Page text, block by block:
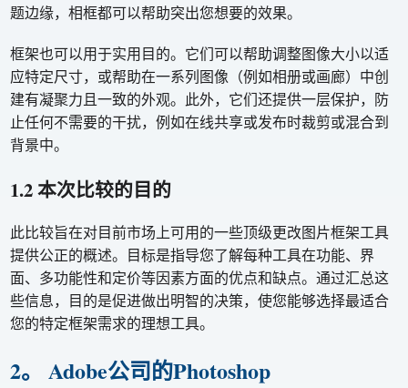
题边缘，相框都可以帮助突出您想要的效果。
框架也可以用于实用目的。它们可以帮助调整图像大小以适
应特定尺寸，或帮助在一系列图像（例如相册或画廊）中创
建有凝聚力且一致的外观。此外，它们还提供一层保护，防
止任何不需要的干扰，例如在线共享或发布时裁剪或混合到
背景中。
1.2 本次比较的目的
此比较旨在对目前市场上可用的一些顶级更改图片框架工具
提供公正的概述。目标是指导您了解每种工具在功能、界
面、多功能性和定价等因素方面的优点和缺点。通过汇总这
些信息，目的是促进做出明智的决策，使您能够选择最适合
您的特定框架需求的理想工具。
2。 Adobe公司的Photoshop